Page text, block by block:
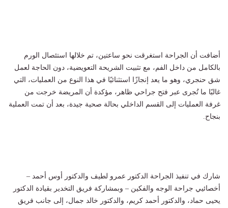
أضافت أن الجراحة استغرقت نحو ساعتين، تم خلالها استئصال الورم
بالكامل من داخل الفم، مع تثبيت الشريحة التعويضية، دون الحاجة لعمل
شق حنجري، وهو ما يعد إنجازًا استثنائيًا في هذا النوع من العمليات، التي
غالبًا ما تُجرى عبر فتح جراحي ظاهر، مؤكدة أن المريضة خرجت من
غرفة العمليات إلى القسم الداخلي بحالة صحية جيدة، بعد أن تمت العملية
بنجاح.
شارك في تنفيذ الجراحة الدكتور عمرو لطيف والدكتور أوس أحمد –
أخصائيي جراحة الوجه والفكين – وبمشاركة فريق التخدير بقيادة الدكتور
يحيى حماد، والدكتور أحمد كريم، والدكتور خالد جمال، إلى جانب فريق